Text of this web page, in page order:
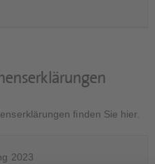
finden Sie hier.
2023